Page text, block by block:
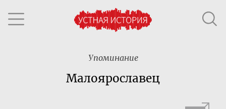
Упоминание
Малоярославец